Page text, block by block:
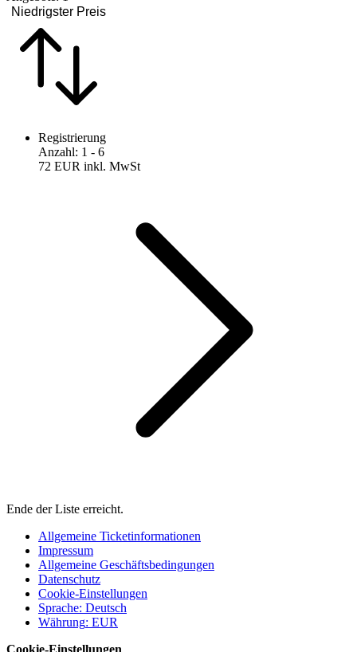
Niedrigster Preis
Registrierung
Anzahl: 1 - 6
72 EUR inkl. MwSt
Ende der Liste erreicht.
Allgemeine Ticketinformationen
Impressum
Allgemeine Geschäftsbedingungen
Datenschutz
Cookie-Einstellungen
Sprache: Deutsch
Währung: EUR
Cookie-Einstellungen